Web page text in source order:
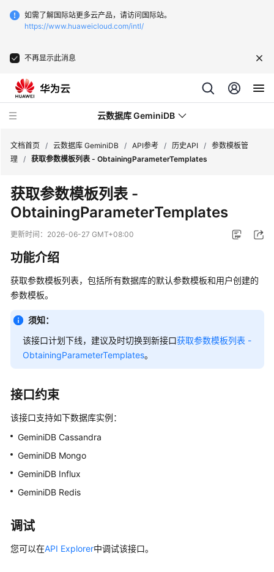
如需了解国际站更多云产品，请访问国际站。
https://www.huaweicloud.com/intl/
不再显示此消息
云数据库 GeminiDB
新
动
服
务
公
告
产
品
介
绍
GeminiDB
Redis
接
GeminiDB
Influx
口
GeminiDB
接
文档首页 / 云数据库 GeminiDB / API参考 / 历史API / 参数模板管
理 / 获取参数模板列表 - ObtainingParameterTemplates
获取参数模板列表 -
ObtainingParameterTemplates
更新时间： 2026-06-27 GMT+08:00
功能介绍
获取参数模板列表，包括所有数据库的默认参数模板和用户创建的
参数模板。
须知：
该接口计划下线，建议及时切换到新接口获取参数模板列表 -
ObtainingParameterTemplates。
接口约束
该接口支持如下数据库实例：
GeminiDB Cassandra
GeminiDB Mongo
GeminiDB Influx
GeminiDB Redis
调试
您可以在API Explorer中调试该接口。